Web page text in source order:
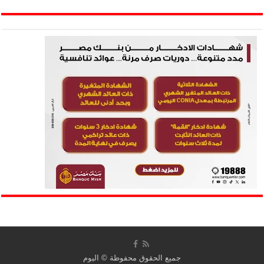
جميع الحقوق محفوظة © اليوم